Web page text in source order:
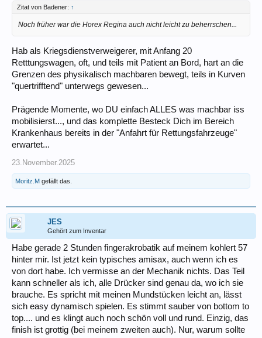
Zitat von Badener: ↑
Noch früher war die Horex Regina auch nicht leicht zu beherrschen...
Hab als Kriegsdienstverweigerer, mit Anfang 20
Retttungswagen, oft, und teils mit Patient an Bord, hart an die
Grenzen des physikalisch machbaren bewegt, teils in Kurven
"quertrifftend" unterwegs gewesen...
Prägende Momente, wo DU einfach ALLES was machbar iss
mobilisierst..., und das komplette Besteck Dich im Bereich
Krankenhaus bereits in der "Anfahrt für Rettungsfahrzeuge"
erwartet...
23.November.2025
Moritz.M gefällt das.
JES
Gehört zum Inventar
Habe gerade 2 Stunden fingerakrobatik auf meinem kohlert 57
hinter mir. Ist jetzt kein typisches amisax, auch wenn ich es
von dort habe. Ich vermisse an der Mechanik nichts. Das Teil
kann schneller als ich, alle Drücker sind genau da, wo ich sie
brauche. Es spricht mit meinen Mundstücken leicht an, lässt
sich easy dynamisch spielen. Es stimmt sauber von bottom to
top.... und es klingt auch noch schön voll und rund. Einzig, das
finish ist grottig (bei meinem zweiten auch). Nur, warum sollte